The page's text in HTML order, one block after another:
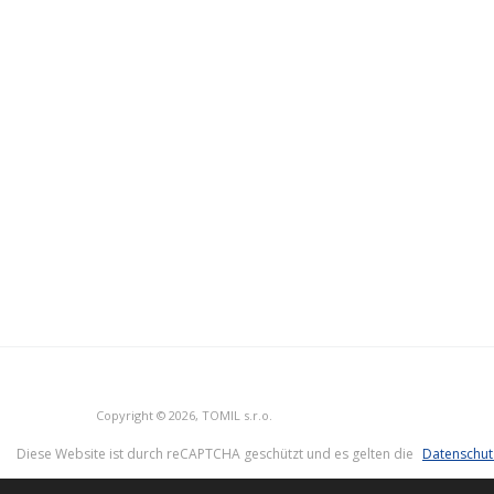
Copyright © 2026, TOMIL s.r.o.
Diese Website ist durch reCAPTCHA geschützt und es gelten die